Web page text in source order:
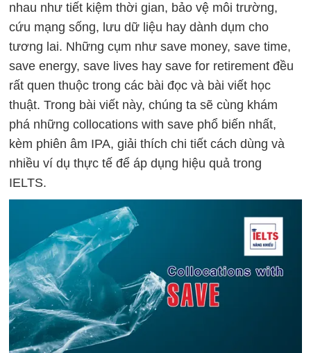
nhau như tiết kiệm thời gian, bảo vệ môi trường,
cứu mạng sống, lưu dữ liệu hay dành dụm cho
tương lai. Những cụm như save money, save time,
save energy, save lives hay save for retirement đều
rất quen thuộc trong các bài đọc và bài viết học
thuật. Trong bài viết này, chúng ta sẽ cùng khám
phá những collocations with save phổ biến nhất,
kèm phiên âm IPA, giải thích chi tiết cách dùng và
nhiều ví dụ thực tế để áp dụng hiệu quả trong
IELTS.